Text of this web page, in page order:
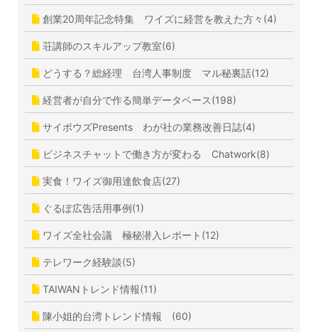
創業20周年記念特集 ワイズに経営を教えた方々(4)
荘講師のスキルアップ教室(6)
どうする？総経理 台湾人事制度 マル秘裏話(12)
経営者が自分で作る簡単データベース(198)
サイボウズPresents わが社の業務改善日誌(4)
ビジネスチャットで働き方が変わる Chatwork(8)
実食！ワイズ御用達飲食店(27)
ぐるぽ広告活用事例(1)
ワイズ全社会議 極秘潜入レポート(12)
テレワーク経験談(5)
TAIWANトレンド情報(11)
陳小姐的台湾トレンド情報 (60)